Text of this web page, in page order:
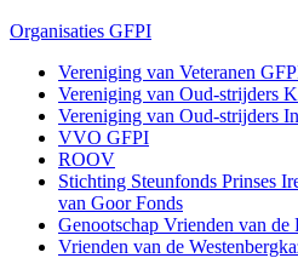
Organisaties GFPI
Vereniging van Veteranen
Vereniging van Oud-strijders
Vereniging van Oud-strijders
VVO GFPI
ROOV
Stichting Steunfonds Prinses
van Goor Fonds
Genootschap Vrienden van de
Vrienden van de